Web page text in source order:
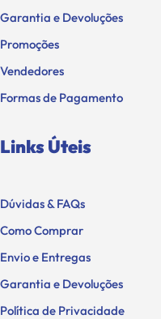
Garantia e Devoluções
Promoções
Vendedores
Formas de Pagamento
Links Úteis
Dúvidas & FAQs
Como Comprar
Envio e Entregas
Garantia e Devoluções
Política de Privacidade